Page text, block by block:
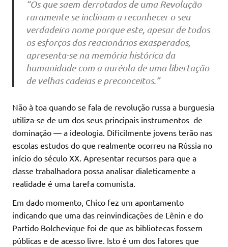
“Os que saem derrotados de uma Revolução
raramente se inclinam a reconhecer o seu
verdadeiro nome porque este, apesar de todos
os esforços dos reacionários exasperados,
apresenta-se na memória histórica da
humanidade com a auréola de uma libertação
de velhas cadeias e preconceitos.”
Não à toa quando se fala de revolução russa a burguesia
utiliza-se de um dos seus principais instrumentos de
dominação — a ideologia. Dificilmente jovens terão nas
escolas estudos do que realmente ocorreu na Rússia no
início do século XX. Apresentar recursos para que a
classe trabalhadora possa analisar dialeticamente a
realidade é uma tarefa comunista.
Em dado momento, Chico fez um apontamento
indicando que uma das reinvindicações de Lênin e do
Partido Bolchevique foi de que as bibliotecas fossem
públicas e de acesso livre. Isto é um dos fatores que